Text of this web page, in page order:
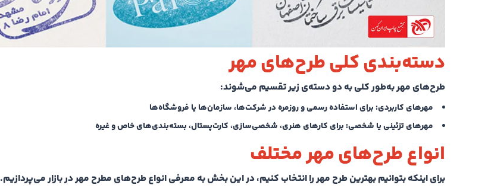
دسته‌بندی کلی طرح‌های مهر
طرح‌های مهر به‌طور کلی به دو دسته‌ی زیر تقسیم می‌شوند:
مهرهای کاربردی: برای استفاده رسمی و روزمره در شرکت‌ها، سازمان‌ها یا فروشگاه‌ها
مهرهای تزئینی یا شخصی: برای کارهای هنری، شخصی‌سازی، کارت‌پستال، بسته‌بندی‌های خاص و غیره
انواع طرح‌های مهر مختلف
برای اینکه بتوانیم بهترین طرح مهر را انتخاب کنیم، در این بخش به معرفی انواع طرح‌های مطرح مهر در بازار می‌پردازیم.